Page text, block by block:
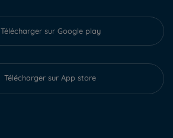
Télécharger sur Google play
Télécharger sur App store